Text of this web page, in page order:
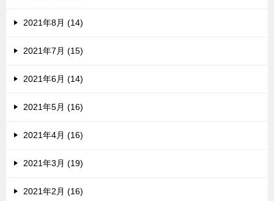
2021年8月 (14)
2021年7月 (15)
2021年6月 (14)
2021年5月 (16)
2021年4月 (16)
2021年3月 (19)
2021年2月 (16)